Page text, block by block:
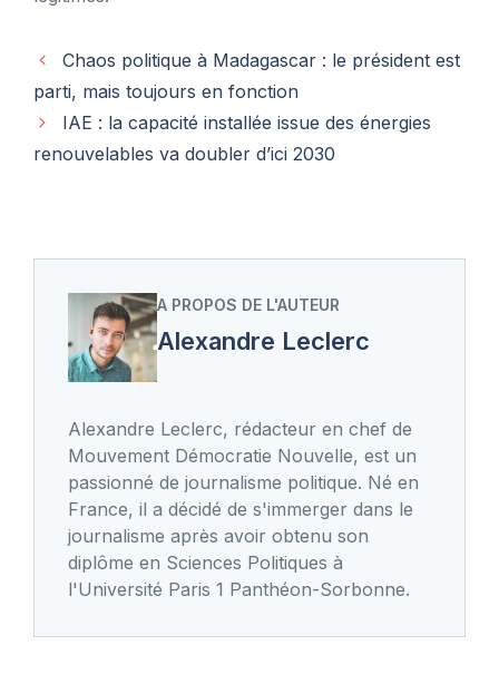
Chaos politique à Madagascar : le président est
parti, mais toujours en fonction
IAE : la capacité installée issue des énergies
renouvelables va doubler d’ici 2030
A PROPOS DE L'AUTEUR
Alexandre Leclerc
Alexandre Leclerc, rédacteur en chef de
Mouvement Démocratie Nouvelle, est un
passionné de journalisme politique. Né en
France, il a décidé de s'immerger dans le
journalisme après avoir obtenu son
diplôme en Sciences Politiques à
l'Université Paris 1 Panthéon-Sorbonne.